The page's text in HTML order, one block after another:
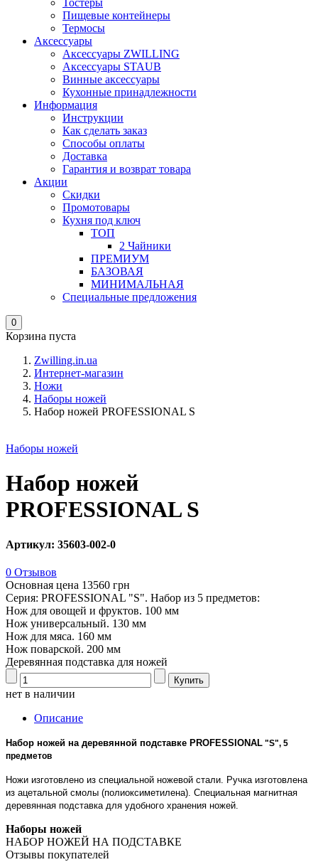
Тостеры
Пищевые контейнеры
Термосы
Аксессуары
Аксессуары ZWILLING
Аксессуары STAUB
Винные аксессуары
Кухонные принадлежности
Информация
Инструкции
Как сделать заказ
Способы оплаты
Доставка
Гарантия и возврат товара
Акции
Скидки
Промотовары
Кухня под ключ
ТОП
2 Чайники
ПРЕМИУМ
БАЗОВАЯ
МИНИМАЛЬНАЯ
Специальные предложения
0
Корзина пуста
Zwilling.in.ua
Интернет-магазин
Ножи
Наборы ножей
Набор ножей PROFESSIONAL S
Наборы ножей
Набор ножей
PROFESSIONAL S
Артикул: 35603-002-0
0 Отзывов
Основная цена 13560 грн
Серия: PROFESSIONAL "S". Набор из 5 предметов:
Нож для овощей и фруктов. 100 мм
Нож универсальный. 130 мм
Нож для мяса. 160 мм
Нож поварской. 200 мм
Деревянная подставка для ножей
нет в наличии
Описание
Набор ножей на деревянной подставке PROFESSIONAL "S", 5
предметов
Ножи изготовлено из специальной ножевой стали. Ручка изготовлена
из ацетальной смолы (полиоксиметилена). Специальная магнитная
деревянная подставка для удобного хранения ножей.
Наборы ножей
НАБОР НОЖЕЙ НА ПОДСТАВКЕ
Отзывы покупателей